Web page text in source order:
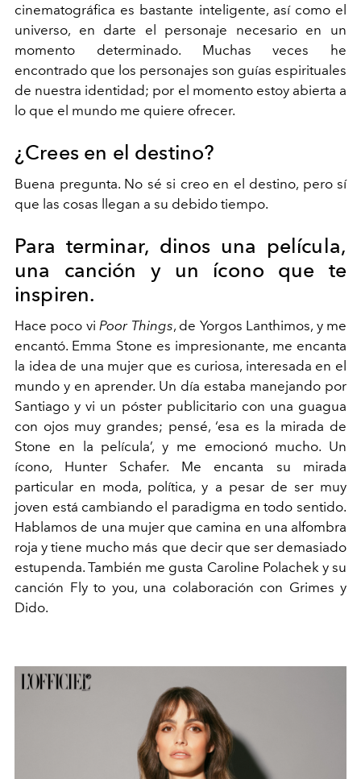
cinematográfica es bastante inteligente, así como el
universo, en darte el personaje necesario en un
momento determinado. Muchas veces he
encontrado que los personajes son guías espirituales
de nuestra identidad; por el momento estoy abierta a
lo que el mundo me quiere ofrecer.
¿Crees en el destino?
Buena pregunta. No sé si creo en el destino, pero sí
que las cosas llegan a su debido tiempo.
Para terminar, dinos una película,
una canción y un ícono que te
inspiren.
Hace poco vi Poor Things, de Yorgos Lanthimos, y me
encantó. Emma Stone es impresionante, me encanta
la idea de una mujer que es curiosa, interesada en el
mundo y en aprender. Un día estaba manejando por
Santiago y vi un póster publicitario con una guagua
con ojos muy grandes; pensé, ‘esa es la mirada de
Stone en la película’, y me emocionó mucho. Un
ícono, Hunter Schafer. Me encanta su mirada
particular en moda, política, y a pesar de ser muy
joven está cambiando el paradigma en todo sentido.
Hablamos de una mujer que camina en una alfombra
roja y tiene mucho más que decir que ser demasiado
estupenda. También me gusta Caroline Polachek y su
canción Fly to you, una colaboración con Grimes y
Dido.